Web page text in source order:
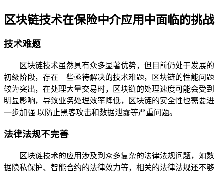
区块链技术在保险中介应用中面临的挑战
技术难题
区块链技术虽然具有众多显著优势，但目前仍处于发展的
初级阶段，存在一些亟待解决的技术难题，区块链的性能问题
较为突出，在处理大量交易时，区块链的处理速度可能会受到
明显影响，导致业务处理效率降低，区块链的安全性也需要进
一步加强,以防止黑客攻击和数据泄露等严重问题。
法律法规不完善
区块链技术的应用涉及到众多复杂的法律法规问题，如数
据隐私保护、智能合约的法律效力等，相关的法律法规还不够